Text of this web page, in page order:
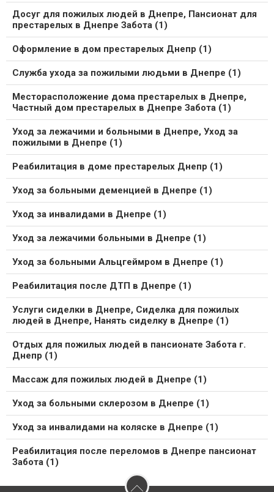
Досуг для пожилых людей в Днепре, Пансионат для
престарелых в Днепре Забота (1)
Оформление в дом престарелых Днепр (1)
Служба ухода за пожилыми людьми в Днепре (1)
Месторасположение дома престарелых в Днепре,
Частный дом престарелых в Днепре Забота (1)
Уход за лежачими и больными в Днепре, Уход за
пожилыми в Днепре (1)
Реабилитация в доме престарелых Днепр (1)
Уход за больными деменцией в Днепре (1)
Уход за инвалидами в Днепре (1)
Уход за лежачими больными в Днепре (1)
Уход за больными Альцгеймром в Днепре (1)
Реабилитация после ДТП в Днепре (1)
Услуги сиделки в Днепре, Сиделка для пожилых
людей в Днепре, Нанять сиделку в Днепре (1)
Отдых для пожилых людей в пансионате Забота г.
Днепр (1)
Массаж для пожилых людей в Днепре (1)
Уход за больными склерозом в Днепре (1)
Уход за инвалидами на коляске в Днепре (1)
Реабилитация после переломов в Днепре пансионат
Забота (1)